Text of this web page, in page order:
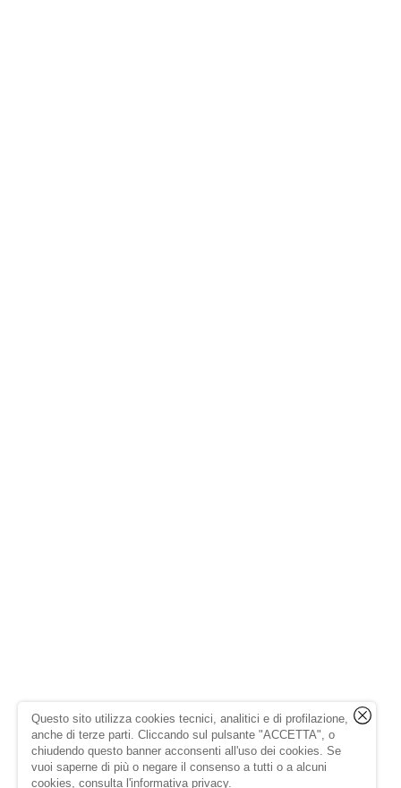
Questo sito utilizza cookies tecnici, analitici e di profilazione,
anche di terze parti. Cliccando sul pulsante "ACCETTA", o
chiudendo questo banner acconsenti all'uso dei cookies. Se
vuoi saperne di più o negare il consenso a tutti o a alcuni
cookies, consulta l'informativa privacy.